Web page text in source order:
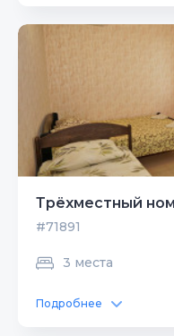
Трёхместный
#71891
3 места
Подробнее